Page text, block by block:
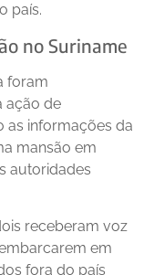
país.
no Suriname
foram
ação de
as informações da
mansão em
autoridades
receberam voz
em
fora do país